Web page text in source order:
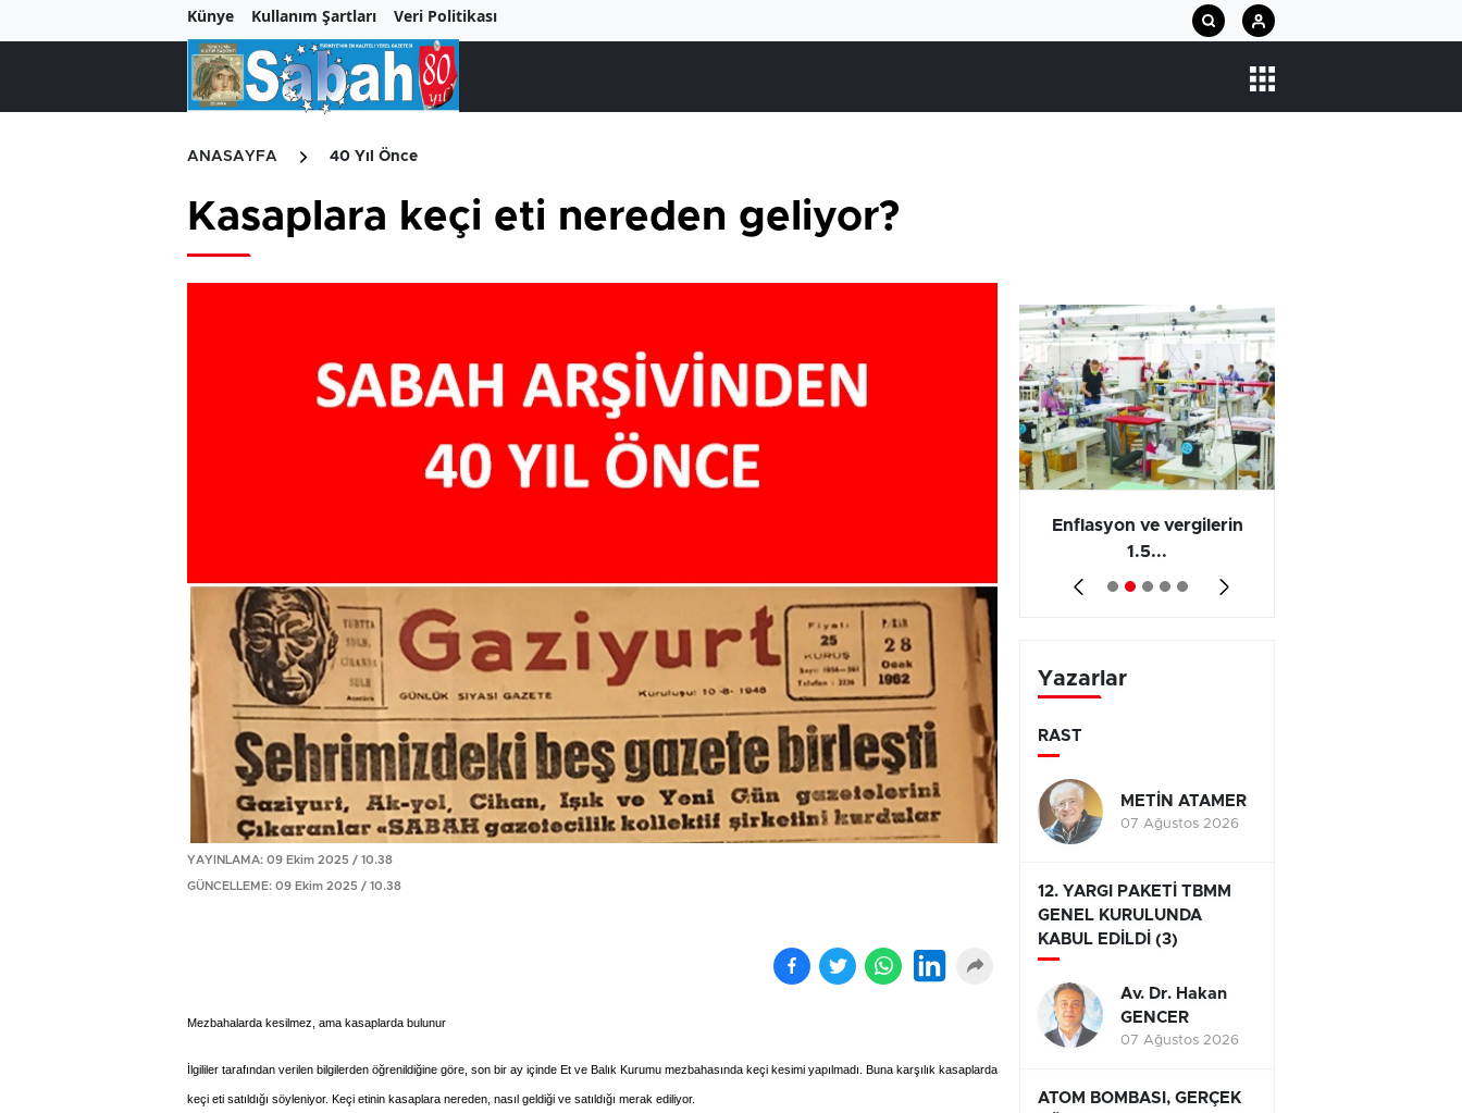
Künye Kullanım Şartları Veri Politikası
ANASAYFA 40 Yıl Önce
Kasaplara keçi eti nereden geliyor?
YAYINLAMA: 09 Ekim 2025 / 10.38
GÜNCELLEME: 09 Ekim 2025 / 10.38
Mezbahalarda kesilmez, ama kasaplarda bulunur
İlgililer tarafından verilen bilgilerden öğrenildiğine göre, son bir ay içinde Et ve Balık Kurumu mezbahasında keçi kesimi yapılmadı. Buna karşılık kasaplarda
keçi eti satıldığı söyleniyor. Keçi etinin kasaplara nereden, nasıl geldiği ve satıldığı merak ediliyor.
Enflasyon ve vergilerin
1.5...
Yazarlar
RAST
METİN ATAMER
07 Ağustos 2026
12. YARGI PAKETİ TBMM
GENEL KURULUNDA
KABUL EDİLDİ (3)
Av. Dr. Hakan
GENCER
07 Ağustos 2026
ATOM BOMBASI, GERÇEK